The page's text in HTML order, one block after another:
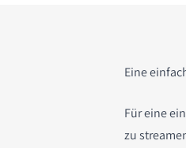
Eine
Für eine
zu